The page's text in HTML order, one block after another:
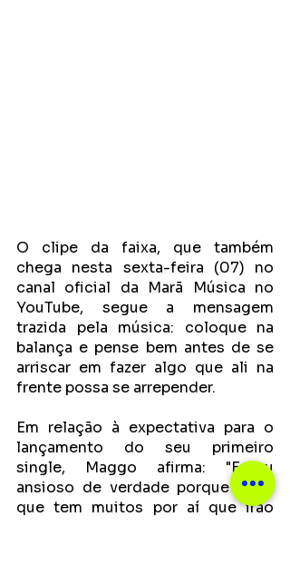
O clipe da faixa, que também
chega nesta sexta-feira (07) no
canal oficial da Marã Música no
YouTube, segue a mensagem
trazida pela música: coloque na
balança e pense bem antes de se
arriscar em fazer algo que ali na
frente possa se arrepender.
Em relação à expectativa para o
lançamento do seu primeiro
single, Maggo afirma: "Estou
ansioso de verdade porque acho
que tem muitos por aí que irão